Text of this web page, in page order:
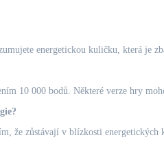
energetickou kuličku, která je
10 000 bodů. Některé verze hry
že zůstávají v blízkosti